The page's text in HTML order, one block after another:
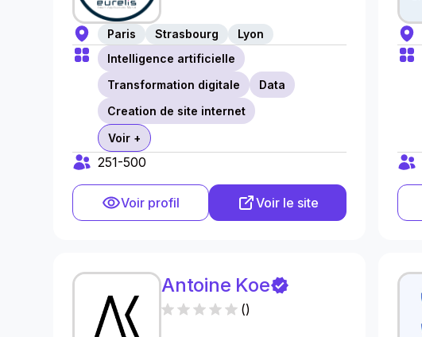
Paris Strasbourg
Lyon
Intelligence artificielle
Transformation digitale
Data
Creation de site internet
Voir +
251-500
Voir profil Voir le site
Antoine Koe
()